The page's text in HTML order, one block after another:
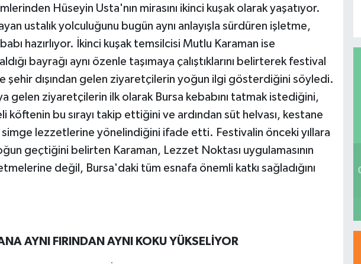
Hüseyin Usta'nın mirasını ikinci kuşak olarak yaşatıyor.
ustalık yolculuğunu bugün aynı anlayışla sürdüren işletme,
hazırlıyor. İkinci kuşak temsilcisi Mutlu Karaman ise
bayrağı aynı özenle taşımaya çalıştıklarını belirterek festival
şehir dışından gelen ziyaretçilerin yoğun ilgi gösterdiğini söyledi.
gelen ziyaretçilerin ilk olarak Bursa kebabını tatmak istediğini,
köftenin bu sırayı takip ettiğini ve ardından süt helvası, kestane
lezzetlerine yönelindiğini ifade etti. Festivalin önceki yıllara
geçtiğini belirten Karaman, Lezzet Noktası uygulamasının
değil, Bursa'daki tüm esnafa önemli katkı sağladığını
AYNI FIRINDAN AYNI KOKU YÜKSELİYOR